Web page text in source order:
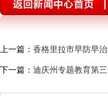
上一篇： 香格里拉市早防早
下一篇： 迪庆州专题教育第